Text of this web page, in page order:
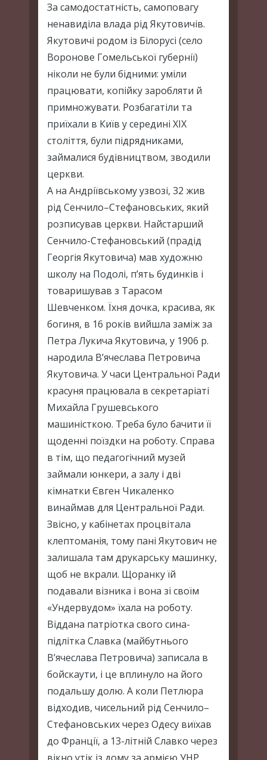
За самодостатність, самоповагу
ненавиділа влада рід Якутовичів.
Якутовичі родом із Білорусі (село
Воронове Гомельської губернії)
ніколи не були бідними: уміли
працювати, копійку заробляти й
примножувати. Розбагатіли та
приїхали в Київ у середині ХІХ
століття, були підрядниками,
займалися будівництвом, зводили
церкви.
А на Андріївському узвозі, 32 жив
рід Сенчило–Стефановських, який
розписував церкви. Найстарший
Сенчило-Стефановський (прадід
Георгія Якутовича) мав художню
школу на Подолі, п’ять будинків і
товаришував з Тарасом
Шевченком. Їхня дочка, красива, як
богиня, в 16 років вийшла заміж за
Петра Лукича Якутовича, у 1906 р.
народила В’ячеслава Петровича
Якутовича. У часи Центральної Ради
красуня працювала в секретаріаті
Михайла Грушевського
машиністкою. Треба було бачити її
щоденні поїздки на роботу. Справа
в тім, що педагогічний музей
займали юнкери, а залу і дві
кімнатки Євген Чикаленко
винаймав для Центральної Ради.
Звісно, у кабінетах процвітала
клептоманія, тому пані Якутович не
залишала там друкарську машинку,
щоб не вкрали. Щоранку їй
подавали візника і вона зі своїм
«Ундервудом» їхала на роботу.
Віддана патріотка свого сина-
підлітка Славка (майбутнього
В’ячеслава Петровича) записала в
бойскаути, і це вплинуло на його
подальшу долю. А коли Петлюра
відходив, чисельний рід Сенчило–
Стефановських через Одесу виїхав
до Франції, а 13-літній Славко через